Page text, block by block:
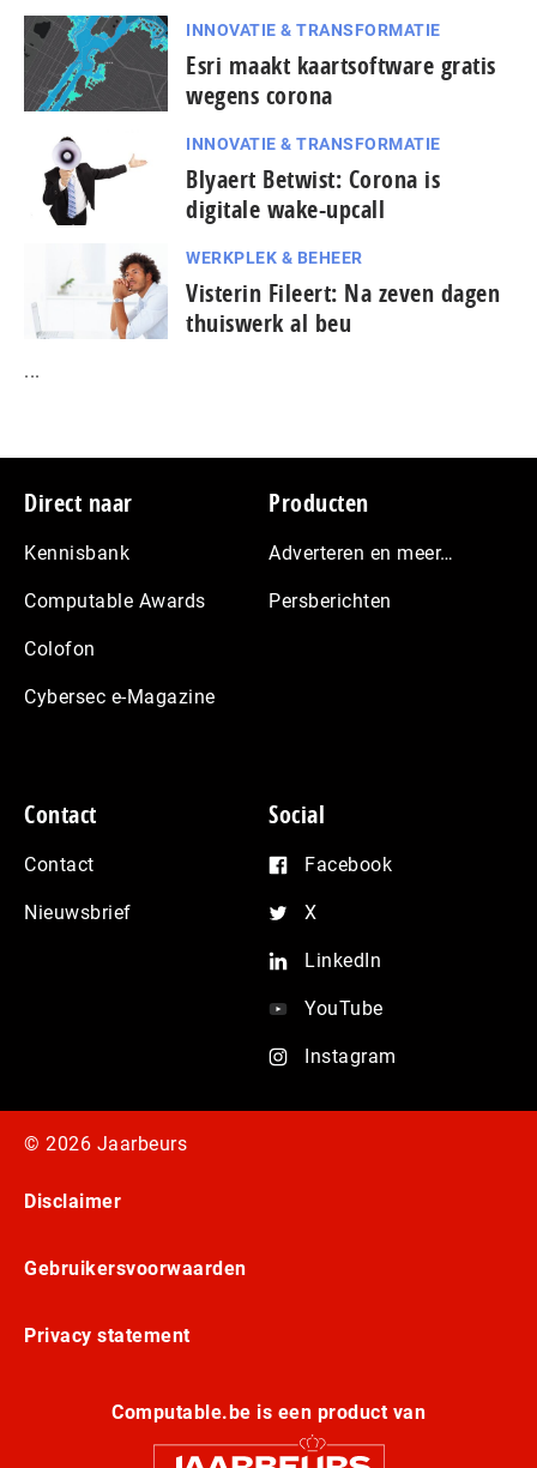
INNOVATIE & TRANSFORMATIE
Esri maakt kaartsoftware gratis
wegens corona
INNOVATIE & TRANSFORMATIE
Blyaert Betwist: Corona is
digitale wake-upcall
WERKPLEK & BEHEER
Visterin Fileert: Na zeven dagen
thuiswerk al beu
...
Footer
Direct naar
Kennisbank
Computable Awards
Colofon
Cybersec e-Magazine
Producten
Adverteren en meer…
Persberichten
Contact
Contact
Nieuwsbrief
Social
Facebook
X
LinkedIn
YouTube
Instagram
© 2026 Jaarbeurs
Disclaimer
Gebruikersvoorwaarden
Privacy statement
Computable.be is een product van